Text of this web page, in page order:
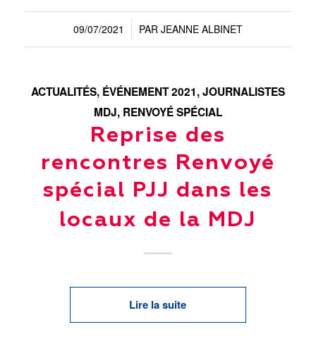
09/07/2021
/ PAR JEANNE ALBINET
ACTUALITÉS, ÉVÉNEMENT 2021,JOURNALISTES
MDJ, RENVOYÉ SPÉCIAL
Reprise des
rencontres Renvoyé
spécial PJJ dans les
locaux de la MDJ
Lire la suite